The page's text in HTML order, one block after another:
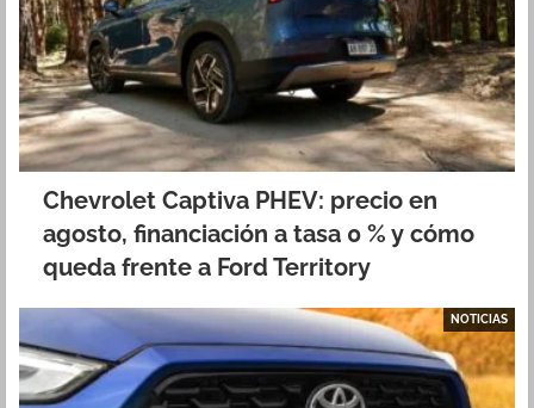
Chevrolet Captiva PHEV: precio en
agosto, financiación a tasa 0 % y cómo
queda frente a Ford Territory
NOTICIAS